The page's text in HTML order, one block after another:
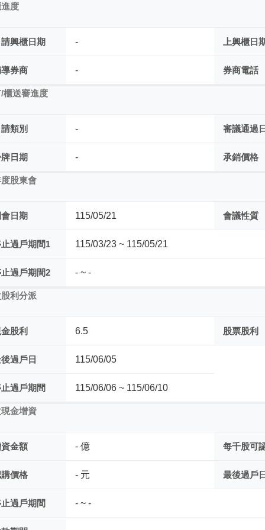
度
興櫃日期 - 上興櫃日
券商 - 券商電話
櫃送審進度
類別 - 審議通過
日期 - 承銷價格
股東會
日期 115/05/21 會議性質
過戶期間1 115/03/23 ~ 115/05/21
過戶期間2 - ~ -
利分派
股利 6.5 股票股利
過戶日 115/06/05
過戶期間 115/06/06 ~ 115/06/10
金增資
金額 - 億 每千股可
價格 - 元 最後過戶日
過戶期間 - ~ -